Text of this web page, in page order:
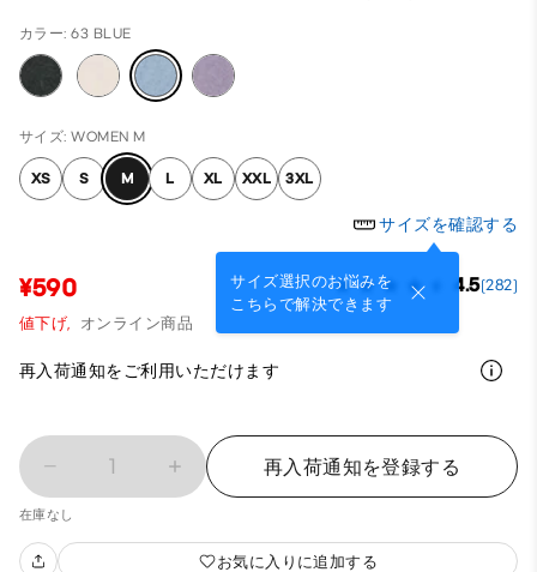
カラー: 63 BLUE
サイズ: WOMEN M
XS S M L XL XXL 3XL
サイズを確認する
サイズ選択のお悩みを
こちらで解決できます
¥590 4.5(282)
値下げ, オンライン商品
再入荷通知をご利用いただけます
1 再入荷通知を登録する
在庫なし
お気に入りに追加する